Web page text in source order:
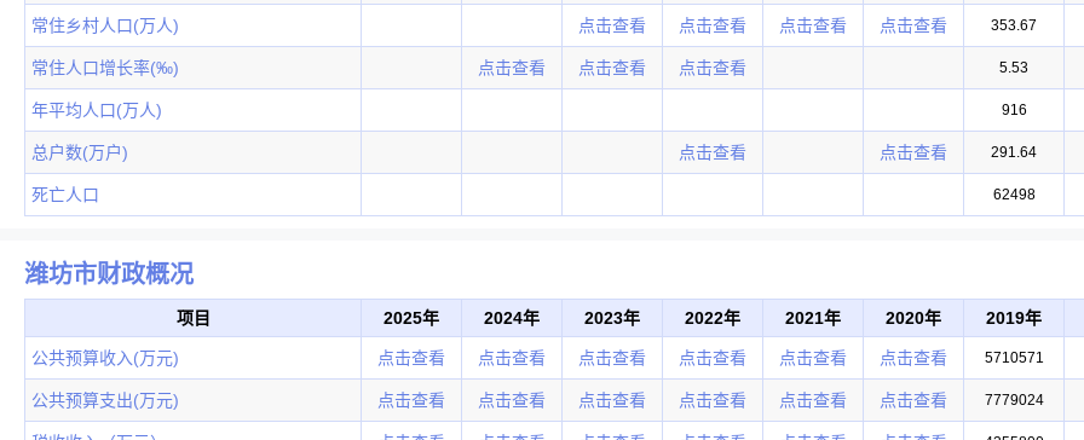
常住乡村人口(万人) 点击查看 点击查看 点击查看 点击查看 353.67
常住人口增长率(‰) 点击查看 点击查看 点击查看 5.53
年平均人口(万人) 916
总户数(万户) 点击查看 点击查看 291.64
死亡人口 62498
潍坊市财政概况
项目 2025年 2024年 2023年 2022年 2021年 2020年 2019年
公共预算收入(万元) 点击查看 点击查看 点击查看 点击查看 点击查看 点击查看 5710571
公共预算支出(万元) 点击查看 点击查看 点击查看 点击查看 点击查看 点击查看 7779024